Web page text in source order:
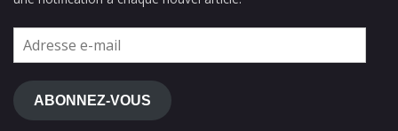
Adresse
e-
mail
ABONNEZ-VOUS